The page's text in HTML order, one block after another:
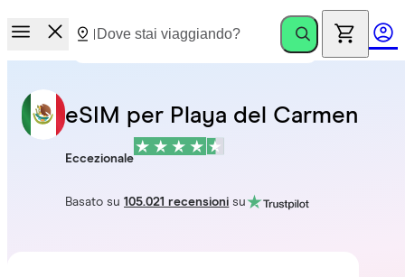
eSIM per Playa del Carmen
Eccezionale
Basato su105.021 recensioni su